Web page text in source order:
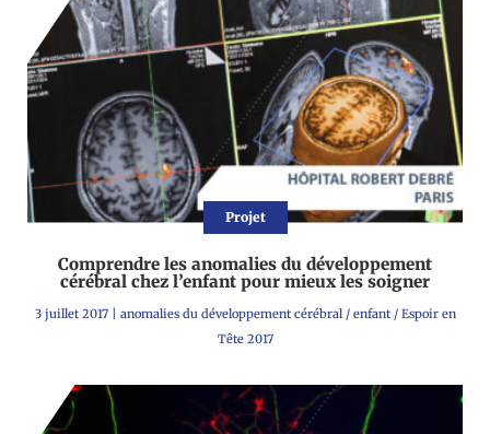
Projet
Comprendre les anomalies du développement
cérébral chez l’enfant pour mieux les soigner
3 juillet 2017| anomalies du développement cérébral/ enfant/ Espoir en
Tête 2017